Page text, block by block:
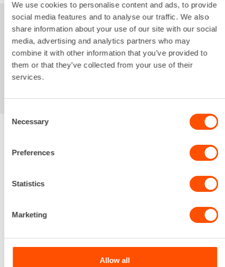
We use cookies to personalise content and ads, to provide
social media features and to analyse our traffic. We also
share information about your use of our site with our social
media, advertising and analytics partners who may
combine it with other information that you’ve provided to
them or that they’ve collected from your use of their
services.
Selection
Necessary
Preferences
Statistics
Marketing
Allow all
Sinua saattaisi
kiinnostaa myös
Renta palvelee